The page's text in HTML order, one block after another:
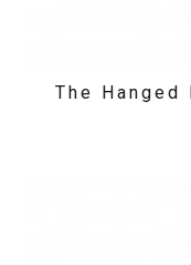
The Hanged